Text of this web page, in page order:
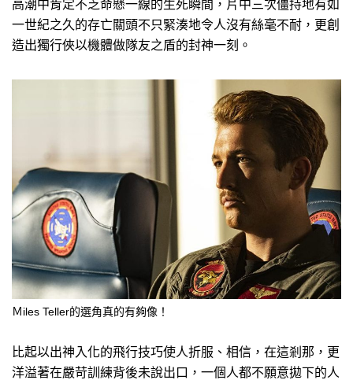
高潮中肯定不乏命懸一線的生死瞬間，片中三次僵持地有如
一世紀之久的存亡關頭不只緊湊地令人沒有絲毫不耐，更創
造出獨行俠以機體做隊友之盾的封神一刻。
Ｍiles Teller的選角真的有夠像！
比起以出神入化的飛行技巧使人折服、相信，在這剎那，更
洋溢著在嚴苛訓練背後未說出口，一個人都不願意拋下的人